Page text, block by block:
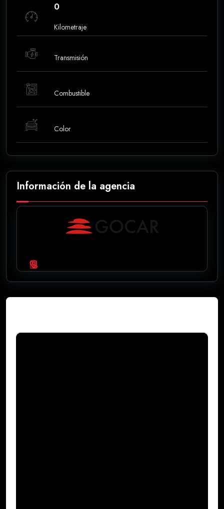
0
Kilometraje
Transmisión
Combustible
Color
Información de la agencia